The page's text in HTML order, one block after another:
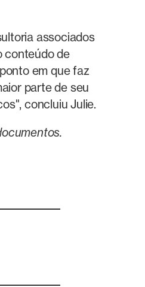
associados
conteúdo de
em que faz
parte de seu
concluiu Julie.